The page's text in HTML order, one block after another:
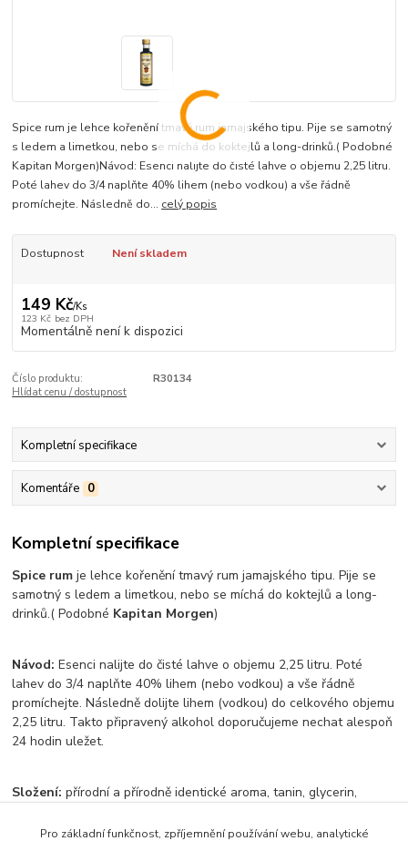
Spice rum je lehce kořenění tmavý rum jamajského tipu. Pije se samotný
s ledem a limetkou, nebo se míchá do koktejlů a long-drinků.( Podobné
Kapitan Morgen)Návod: Esenci nalijte do čisté lahve o objemu 2,25 litru.
Poté lahev do 3/4 naplňte 40% lihem (nebo vodkou) a vše řádně
promíchejte. Následně do... celý popis
Dostupnost Není skladem
149 Kč/Ks
123 Kč bez DPH
Momentálně není k dispozici
Číslo produktu:
R30134
Hlídat cenu / dostupnost
Kompletní specifikace
Komentáře 0
Kompletní specifikace
Spice rumje lehce kořenění tmavý rum jamajského tipu. Pije se
samotný s ledem a limetkou, nebo se míchá do koktejlů a long-
drinků.( Podobné Kapitan Morgen)
Návod: Esenci nalijte do čisté lahve o objemu 2,25 litru. Poté
lahev do 3/4 naplňte 40% lihem (nebo vodkou) a vše řádně
promíchejte. Následně dolijte lihem (vodkou) do celkového objemu
2,25 litru. Takto připravený alkohol doporučujeme nechat alespoň
24 hodin uležet.
Složení: přírodní a přírodně identické aroma, tanin, glycerin,
Obsah balení:50 ml
Pro základní funkčnost, zpříjemnění používání webu, analytické